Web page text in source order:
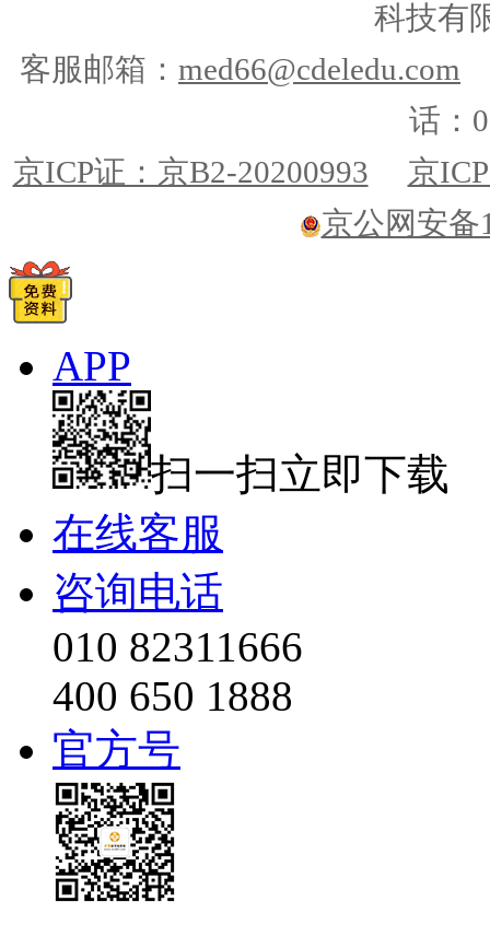
科技有
客服邮箱： med66@cdeledu.com
话：
京ICP证：京B2-20200993
京
京公网安备
APP
扫一扫立即下载
在线客服
咨询电话
010 82311666
400 650 1888
官方号